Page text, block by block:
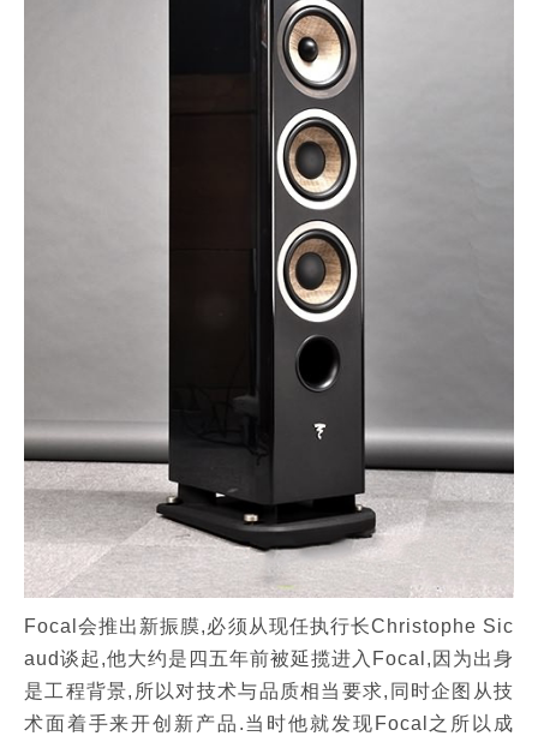
Focal会推出新振膜,必须从现任执行长Christophe Sic
aud谈起,他大约是四五年前被延揽进入Focal,因为出身
是工程背景,所以对技术与品质相当要求,同时企图从技
术面着手来开创新产品.当时他就发现Focal之所以成